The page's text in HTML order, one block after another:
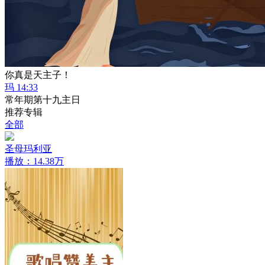
你真是天主子！
玛 14:33
常年期第十九主日
推荐专辑
全部
圣母玛利亚
播放：14.38万